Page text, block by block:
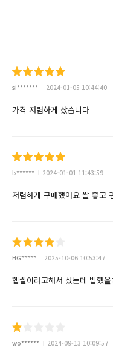
si******* 2024-01-05 10:44:40
가격 저렴하게 샀습니다
ls****** 2024-01-01 11:43:59
저렴하게 구매했어요 쌀 좋고
HG***** 2025-10-06 10:53:47
햅쌀이라고해서 샀는데 밥했
wo****** 2024-09-13 10:09:57